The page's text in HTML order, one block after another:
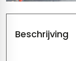
Beschrijving